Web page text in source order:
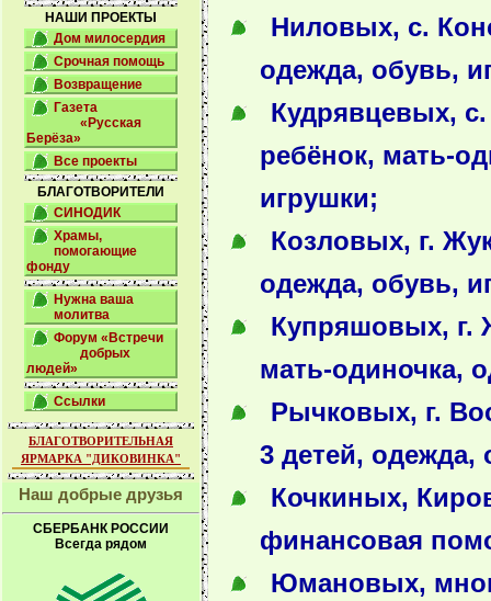
НАШИ ПРОЕКТЫ
Дом милосердия
Срочная помощь
Возвращение
Газета
«Русская
Берёза»
Все проекты
БЛАГОТВОРИТЕЛИ
СИНОДИК
Храмы,
помогающие
фонду
Нужна ваша
молитва
Форум «Встречи
добрых
людей»
Ссылки
БЛАГОТВОРИТЕЛЬНАЯ
ЯРМАРКА "ДИКОВИНКА"
Наш добрые друзья
СБЕРБАНК РОССИИ
Всегда рядом
Ниловых, с.
одежда, обувь,
Кудрявцевых,
ребёнок, мать-
игрушки;
Козловых, г.
одежда, обувь,
Купряшовых, г.
мать-одиночка,
Рычковых, г.
3 детей, одежда,
Кочкиных,
финансовая
Юмановых,